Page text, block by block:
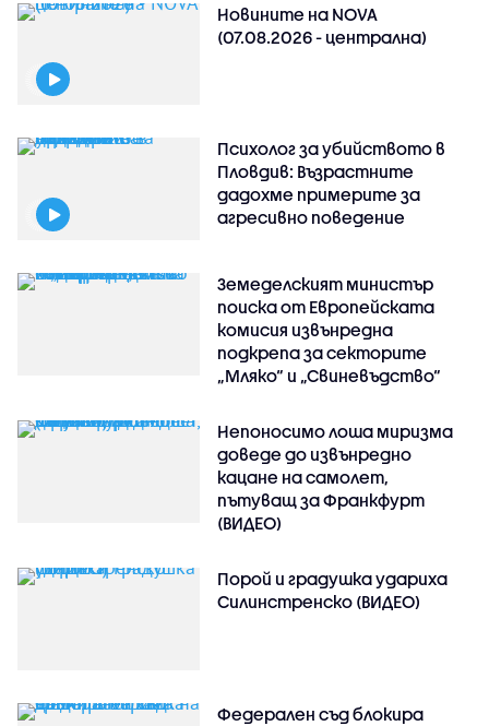
Новините на NOVA
(07.08.2026 - централна)
Психолог за убийството в
Пловдив: Възрастните
дадохме примерите за
агресивно поведение
Земеделският министър
поиска от Европейската
комисия извънредна
подкрепа за секторите
„Мляко“ и „Свиневъдство“
Непоносимо лоша миризма
доведе до извънредно
кацане на самолет,
пътуващ за Франкфурт
(ВИДЕО)
Порой и градушка удариха
Силинстренско (ВИДЕО)
Федерален съд блокира